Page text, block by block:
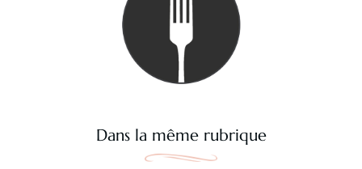
Dans la même rubrique